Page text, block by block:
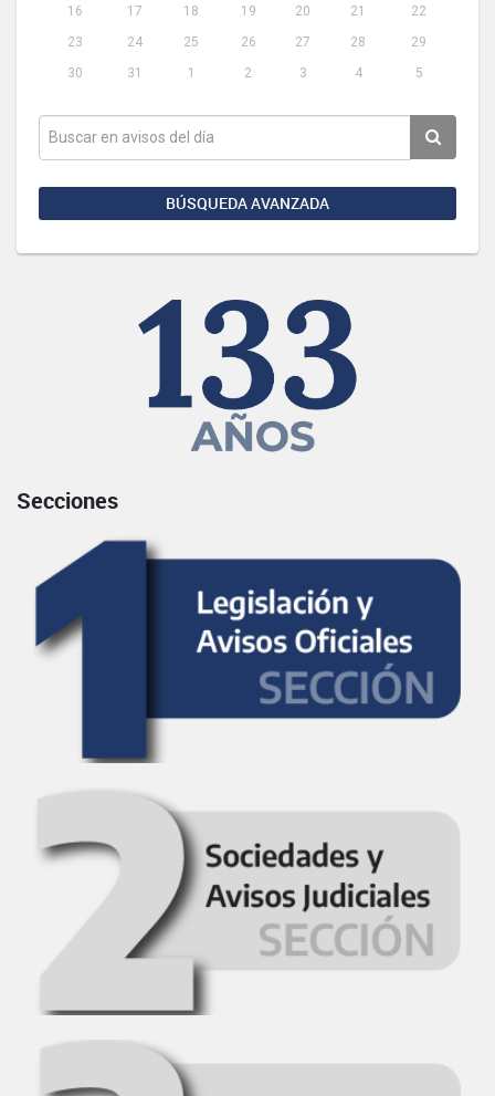
16
17 18 19 20 21
22
23
24 25 26 27 28
29
30
31 1 2 3 4 5
BÚSQUEDA AVANZADA
Secciones